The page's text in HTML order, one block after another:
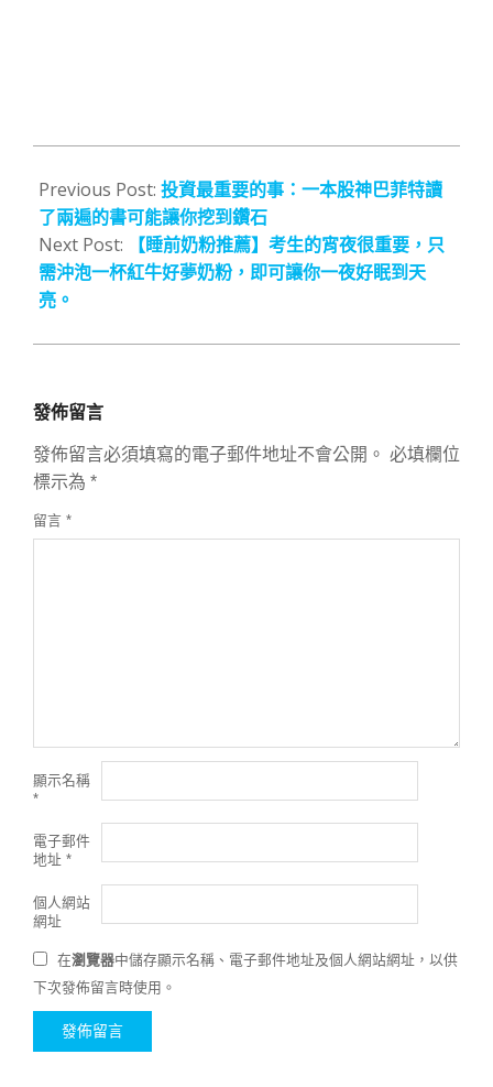
09-
10
Previous Post: 投資最重要的事：一本股神巴菲特讀
了兩遍的書可能讓你挖到鑽石
Next Post:
【睡前奶粉推薦】考生的宵夜很重要，只
需沖泡一杯紅牛好夢奶粉，即可讓你一夜好眠到天
亮。
發佈留言
發佈留言必須填寫的電子郵件地址不會公開。 必填欄位
標示為 *
留言 *
顯示名稱
*
電子郵件
地址 *
個人網站
網址
在瀏覽器中儲存顯示名稱、電子郵件地址及個人網站網址，以供
下次發佈留言時使用。